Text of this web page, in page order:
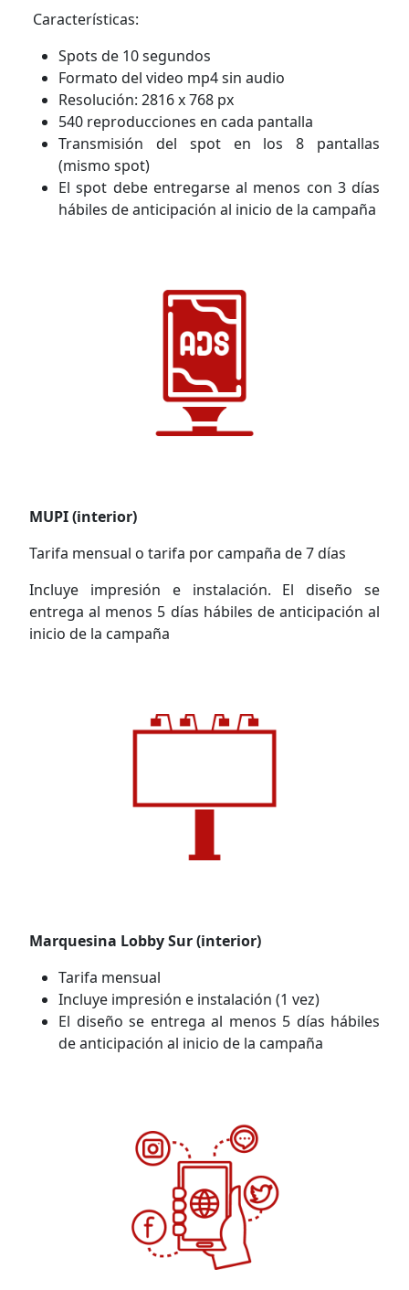
Características:
Spots de 10 segundos
Formato del video mp4 sin audio
Resolución: 2816 x 768 px
540 reproducciones en cada pantalla
Transmisión del spot en los 8 pantallas
(mismo spot)
El spot debe entregarse al menos con 3 días
hábiles de anticipación al inicio de la campaña
MUPI (interior)
Tarifa mensual o tarifa por campaña de 7 días
Incluye impresión e instalación. El diseño se
entrega al menos 5 días hábiles de anticipación al
inicio de la campaña
Marquesina Lobby Sur (interior)
Tarifa mensual
Incluye impresión e instalación (1 vez)
El diseño se entrega al menos 5 días hábiles
de anticipación al inicio de la campaña